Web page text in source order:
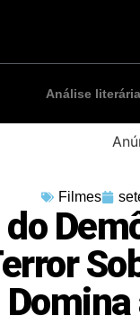
Análise literária
Filmes